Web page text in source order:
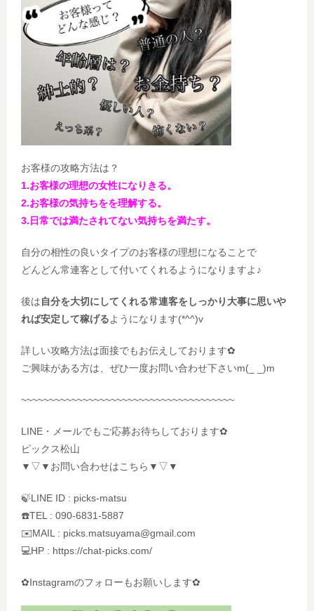
お客様の攻略方法は？
1.お客様の理想の女性になりきる。
2.お客様の気持ちをを理解する。
3.日常では満たされてない気持ちを満たす。
自分の相性の良いタイプのお客様の理想になることで
どんどん常連客として付いてくれるようになりますよ♪
後は自分を大切にしてくれる常連客をしっかり大事に思いや
れば安定して稼げるようになります(*^^)v
詳しい攻略方法は面接でもお伝えしております✿
ご興味がある方は、ぜひ一度お問い合わせ下さいm(_ _)m
~~~~~~~~~~~~~~~~~~~~~~~~~~~~~~~~~~~~~~
LINE・メールでもご応募お待ちしております✿
ピックス松山
▼▽▼お問い合わせはこちら▼▽▼
🍃LINE ID : picks-matsu
☎️TEL : 090-6831-5887
✉️MAIL : picks.matsuyama@gmail.com
💻HP : https://chat-picks.com/
✿Instagramのフォローもお願いします✿